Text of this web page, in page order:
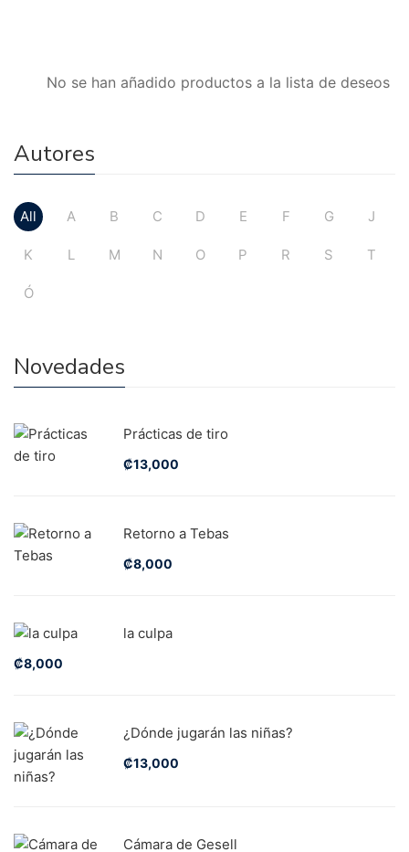
No se han añadido productos a la lista de deseos
Autores
All A B C D E F G J
K L M N O P R S T
Ó
Novedades
Prácticas de tiro
₡13,000
Retorno a Tebas
₡8,000
la culpa
₡8,000
¿Dónde jugarán las niñas?
₡13,000
Cámara de Gesell